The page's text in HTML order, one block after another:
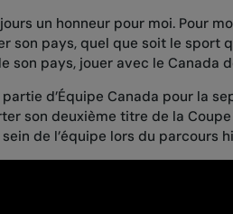
un honneur pour moi. Pour
son pays, quel que soit le sport
son pays, jouer avec le Canada
d’Équipe Canada pour la
son deuxième titre de la
de l’équipe lors du parcours